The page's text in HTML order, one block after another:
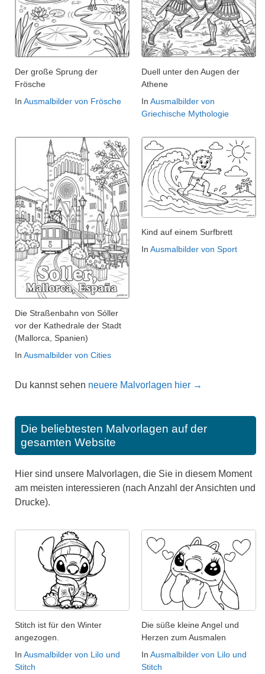
Der große Sprung der
Frösche
In Ausmalbilder von Frösche
Duell unter den Augen der
Athene
In Ausmalbilder von
Griechische Mythologie
Die Straßenbahn von Sóller
vor der Kathedrale der Stadt
(Mallorca, Spanien)
In Ausmalbilder von Cities
Kind auf einem Surfbrett
In Ausmalbilder von Sport
Du kannst sehen neuere Malvorlagen hier →
Die beliebtesten Malvorlagen auf der
gesamten Website
Hier sind unsere Malvorlagen, die Sie in diesem Moment
am meisten interessieren (nach Anzahl der Ansichten und
Drucke).
Stitch ist für den Winter
angezogen.
In Ausmalbilder von Lilo und
Stitch
Die süße kleine Angel und
Herzen zum Ausmalen
In Ausmalbilder von Lilo und
Stitch